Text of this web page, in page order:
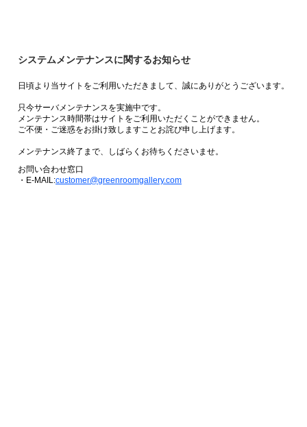
システムメンテナンスに関するお知らせ
日頃より当サイトをご利用いただきまして、誠にありがとうございます。
只今サーバメンテナンスを実施中です。
メンテナンス時間帯はサイトをご利用いただくことができません。
ご不便・ご迷惑をお掛け致しますことお詫び申し上げます。
メンテナンス終了まで、しばらくお待ちくださいませ。
お問い合わせ窓口
・E-MAIL:customer@greenroomgallery.com